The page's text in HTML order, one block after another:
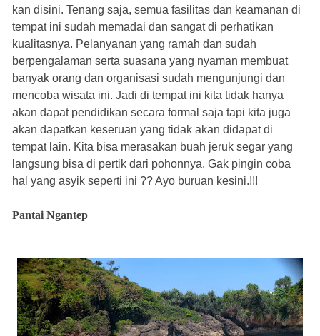
kan disini. Tenang saja, semua fasilitas dan keamanan di
tempat ini sudah memadai dan sangat di perhatikan
kualitasnya. Pelanyanan yang ramah dan sudah
berpengalaman serta suasana yang nyaman membuat
banyak orang dan organisasi sudah mengunjungi dan
mencoba wisata ini. Jadi di tempat ini kita tidak hanya
akan dapat pendidikan secara formal saja tapi kita juga
akan dapatkan keseruan yang tidak akan didapat di
tempat lain. Kita bisa merasakan buah jeruk segar yang
langsung bisa di pertik dari pohonnya. Gak pingin coba
hal yang asyik seperti ini ?? Ayo buruan kesini.!!!
Pantai Ngantep